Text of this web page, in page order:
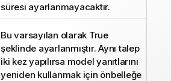
süresi ayarlanmayacaktır.
Bu varsayılan olarak True
şeklinde ayarlanmıştır. Aynı talep
iki kez yapılırsa model yanıtlarını
yeniden kullanmak için önbelleğe